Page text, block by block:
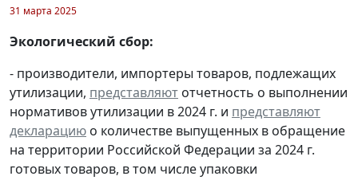
31 марта 2025
Экологический сбор:
- производители, импортеры товаров, подлежащих
утилизации, представляют отчетность о выполнении
нормативов утилизации в 2024 г. и представляют
декларацию о количестве выпущенных в обращение
на территории Российской Федерации за 2024 г.
готовых товаров, в том числе упаковки